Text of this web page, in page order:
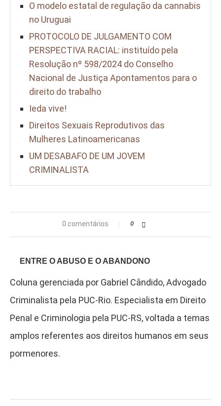
O modelo estatal de regulação da cannabis
no Uruguai
PROTOCOLO DE JULGAMENTO COM
PERSPECTIVA RACIAL: instituído pela
Resolução nº 598/2024 do Conselho
Nacional de Justiça Apontamentos para o
direito do trabalho
Ieda vive!
Direitos Sexuais Reprodutivos das
Mulheres Latinoamericanas
UM DESABAFO DE UM JOVEM
CRIMINALISTA
0 comentários 0
ENTRE O ABUSO E O ABANDONO
Coluna gerenciada por Gabriel Cândido, Advogado
Criminalista pela PUC-Rio. Especialista em Direito
Penal e Criminologia pela PUC-RS, voltada a temas
amplos referentes aos direitos humanos em seus
pormenores.